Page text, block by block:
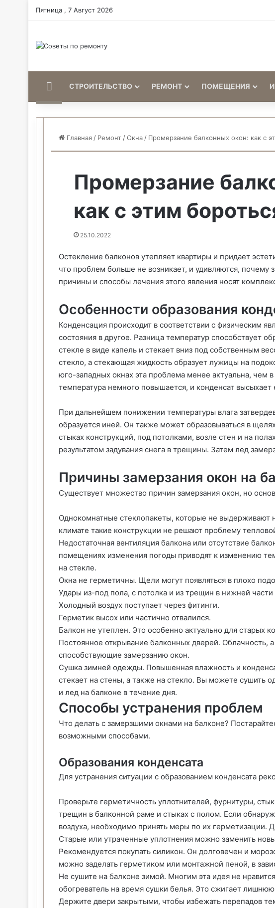
Пятница , 7 Август 2026
HomeСТРОИТЕЛЬСТВО РЕМОНТ ПОМЕЩЕНИЯ
Главная / Ремонт /Окна / Промерзание балконных окон: как с
Промерзание
как с этим
25.10.2022
Остекление балконов утепляет квартиры и придает
что проблем больше не возникает, и удивляются, почему
причины и способы лечения этого явления носят
Особенности образования
Конденсация происходит в соответствии с физическим
состояния в другое. Разница температур способствует
стекле в виде капель и стекает вниз под собственным
стекло, а стекающая жидкость образует лужицы на
юго-западных окнах эта проблема менее актуальна, чем
температура немного повышается, и конденсат
При дальнейшем понижении температуры влага
образуется иней. Он также может образовываться в
стыках конструкций, под потолками, возле стен и на
результатом задувания снега в трещины. Затем лед
Причины замерзания окон на
Существует множество причин замерзания окон, но
Однокомнатные стеклопакеты, которые не выдерживают
климате такие конструкции не решают проблему
Недостаточная вентиляция балкона или отсутствие
помещениях изменения погоды приводят к изменению
на стекле.
Окна не герметичны. Щели могут появляться в плохо
Удары из-под пола, с потолка и из трещин в нижней части
Холодный воздух поступает через фитинги.
Герметик высох или частично отвалился.
Балкон не утеплен. Это особенно актуально для старых
Постоянное открывание балконных дверей. Облачность,
способствующие замерзанию окон.
Сушка зимней одежды. Повышенная влажность и
стекает на стены, а также на стекло. Вы можете сушить
и лед на балконе в течение дня.
Способы устранения проблем
Что делать с замерзшими окнами на балконе?
возможными способами.
Образования конденсата
Для устранения ситуации с образованием конденсата
Проверьте герметичность уплотнителей, фурнитуры,
трещин в балконной раме и стыках с полом. Если
воздуха, необходимо принять меры по их герметизации.
Старые или утраченные уплотнения можно заменить
Рекомендуется покупать силикон. Он долговечен и
можно заделать герметиком или монтажной пеной, в
Не сушите на балконе зимой. Многим эта идея не
обогреватель на время сушки белья. Это сжигает лишнюю
Держите двери закрытыми, чтобы избежать перепадов